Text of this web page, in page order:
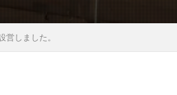
しました。